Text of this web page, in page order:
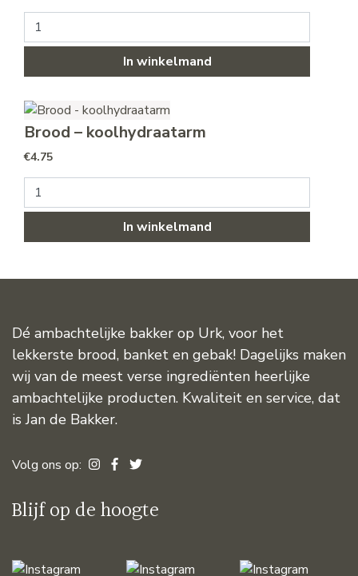
Brood - grof volkoren aantal
In winkelmand
Brood – koolhydraatarm
€4.75
Brood - koolhydraatarm aantal
In winkelmand
Dé ambachtelijke bakker op Urk, voor het
lekkerste brood, banket en gebak! Dagelijks maken
wij van de meest verse ingrediënten heerlijke
ambachtelijke producten. Kwaliteit en service, dat
is Jan de Bakker.
Volg ons op:
Blijf op de hoogte